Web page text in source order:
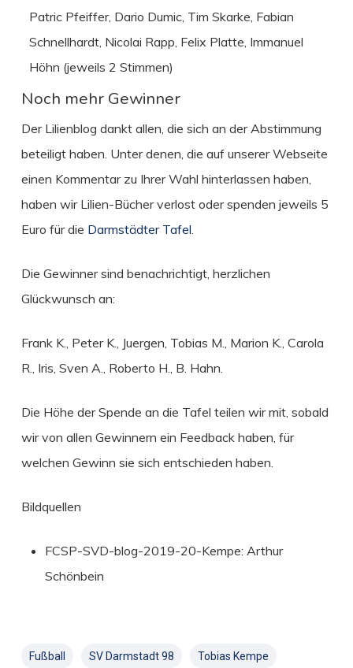
Patric Pfeiffer, Dario Dumic, Tim Skarke, Fabian
Schnellhardt, Nicolai Rapp, Felix Platte, Immanuel
Höhn (jeweils 2 Stimmen)
Noch mehr Gewinner
Der Lilienblog dankt allen, die sich an der Abstimmung
beteiligt haben. Unter denen, die auf unserer Webseite
einen Kommentar zu Ihrer Wahl hinterlassen haben,
haben wir Lilien-Bücher verlost oder spenden jeweils 5
Euro für die Darmstädter Tafel
Die Gewinner sind benachrichtigt, herzlichen
Glückwunsch an:
Frank K., Peter K., Juergen, Tobias M., Marion K., Carola
R., Iris, Sven A., Roberto H., B. Hahn.
Die Höhe der Spende an die Tafel teilen wir mit, sobald
wir von allen Gewinnern ein Feedback haben, für
welchen Gewinn sie sich entschieden haben.
Bildquellen
FCSP-SVD-blog-2019-20-Kempe: Arthur
Schönbein
Fußball SV Darmstadt 98 Tobias Kempe